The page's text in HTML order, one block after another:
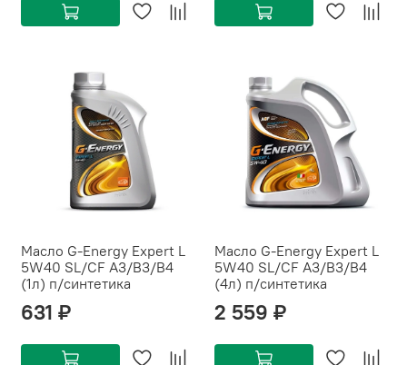
Масло G-Energy Expert L
5W40 SL/CF A3/B3/B4
(1л) п/синтетика
631 ₽
Масло G-Energy Expert L
5W40 SL/CF A3/B3/B4
(4л) п/синтетика
2 559 ₽